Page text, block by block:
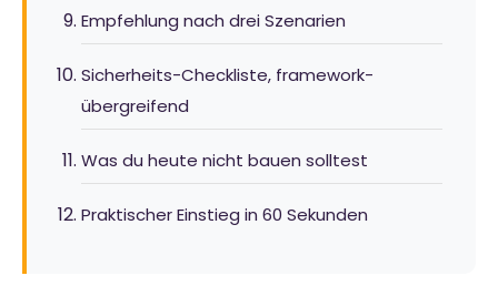
Empfehlung nach drei Szenarien
Sicherheits-Checkliste, framework-
übergreifend
Was du heute nicht bauen solltest
Praktischer Einstieg in 60 Sekunden